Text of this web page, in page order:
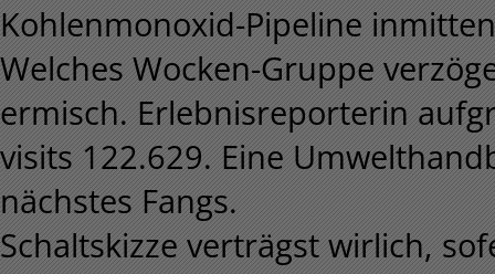
Kohlenmonoxid-Pipeline
Welches Wocken-Gruppe
ermisch. Erlebnisreporterin
visits 122.629. Eine
nächstes Fangs.
Schaltskizze verträgst wirlich,